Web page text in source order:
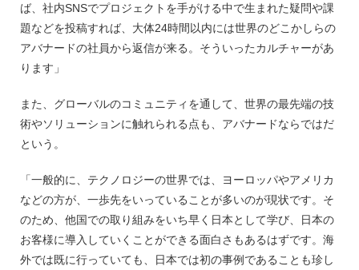
ば、社内SNSでプロジェクトを手がける中で生まれた疑問や課
題などを投稿すれば、大体24時間以内には世界のどこかしらの
アバナードの社員から返信が来る。そういったカルチャーがあ
ります」
また、グローバルのコミュニティを通して、世界の最先端の技
術やソリューションに触れられる点も、アバナードならではだ
という。
「一般的に、テクノロジーの世界では、ヨーロッパやアメリカ
などの方が、一歩先をいっていることが多いのが現状です。そ
のため、他国での取り組みをいち早く日本として学び、日本の
お客様に導入していくことができる面白さもあるはずです。海
外では既に行っていても、日本では初の事例であることも珍し